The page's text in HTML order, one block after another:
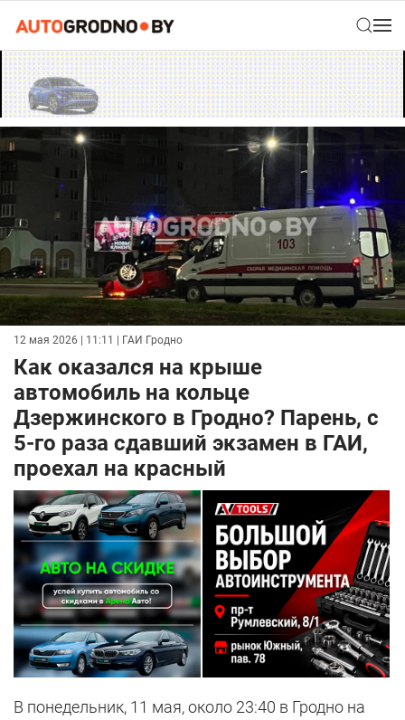
12 мая 2026 | 11:11 | ГАИ Гродно
Как оказался на крыше
автомобиль на кольце
Дзержинского в Гродно? Парень, с
5-го раза сдавший экзамен в ГАИ,
проехал на красный
В понедельник, 11 мая, около 23:40 в Гродно на